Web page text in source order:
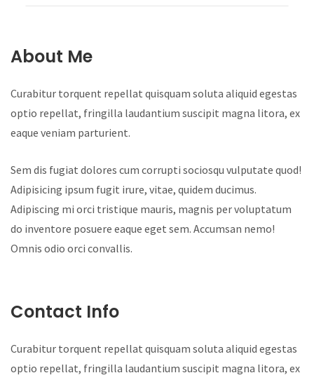
About Me
Curabitur torquent repellat quisquam soluta aliquid egestas
optio repellat, fringilla laudantium suscipit magna litora, ex
eaque veniam parturient.
Sem dis fugiat dolores cum corrupti sociosqu vulputate quod!
Adipisicing ipsum fugit irure, vitae, quidem ducimus.
Adipiscing mi orci tristique mauris, magnis per voluptatum
do inventore posuere eaque eget sem. Accumsan nemo!
Omnis odio orci convallis.
Contact Info
Curabitur torquent repellat quisquam soluta aliquid egestas
optio repellat, fringilla laudantium suscipit magna litora, ex